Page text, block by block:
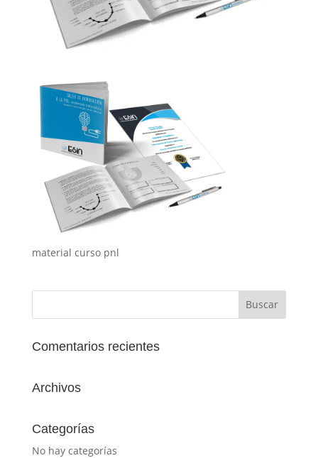
material curso pnl
Comentarios recientes
Archivos
Categorías
No hay categorías